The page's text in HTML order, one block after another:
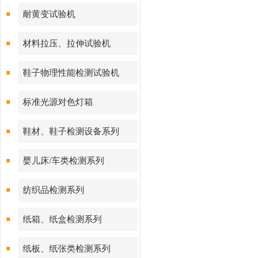
耐黄变试验机
材料拉压、拉伸试验机
鞋子物理性能检测试验机
标准光源对色灯箱
鞋材、鞋子检测设备系列
婴儿床/车类检测系列
纺织品检测系列
纸箱、纸盒检测系列
纸板、纸张类检测系列